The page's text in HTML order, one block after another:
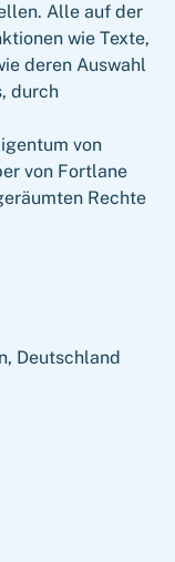
Alle auf der
wie Texte,
deren Auswahl
durch
von
von Fortlane
Rechte
Deutschland